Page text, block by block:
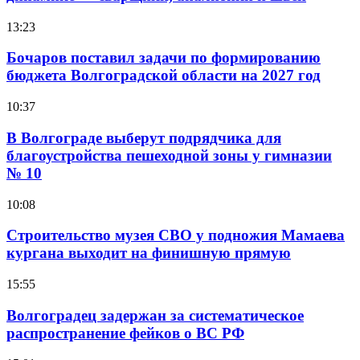
13:23
Бочаров поставил задачи по формированию
бюджета Волгоградской области на 2027 год
10:37
В Волгограде выберут подрядчика для
благоустройства пешеходной зоны у гимназии
№ 10
10:08
Строительство музея СВО у подножия Мамаева
кургана выходит на финишную прямую
15:55
Волгоградец задержан за систематическое
распространение фейков о ВС РФ